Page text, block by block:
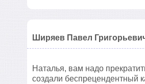
Ширяев Павел
Наталья, вам надо
создали беспрецендентный